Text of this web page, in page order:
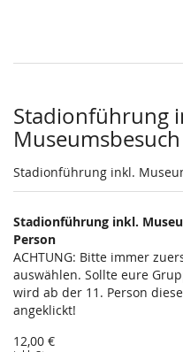
Stadionführung
Stadionführung inkl.
Stadionführung inkl.
Person
ACHTUNG: Bitte immer
auswählen. Sollte eure
wird ab der 11. Person
angeklickt!
12,00 €